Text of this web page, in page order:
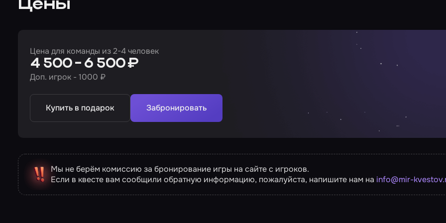
Цены
Цена для команды из 2-4 человек
4 500 - 6 500 ₽
Доп. игрок - 1000 ₽
Купить в подарок Забронировать
Мы не берём комиссию за бронирование игры на сайте с игроков.
Если в квесте вам сообщили обратную информацию, пожалуйста, напишите нам на info@mir-